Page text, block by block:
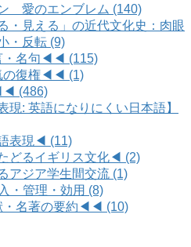
愛のエンブレム (140)
・見える」の近代文化史：肉眼
・反転 (9)
・名句◀◀ (115)
の復権◀◀ (1)
(486)
現: 英語になりにくい日本語】
表現◀ (11)
どるイギリス文化◀ (2)
アジア学生間交流 (1)
・管理・効用 (8)
名著の要約◀◀ (10)